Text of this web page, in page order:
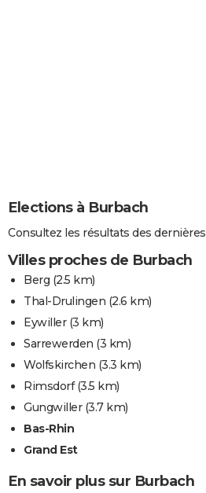
Elections à Burbach
Consultez les résultats des dernières
Villes proches de Burbach
Berg (2.5 km)
Thal-Drulingen (2.6 km)
Eywiller(3 km)
Sarrewerden (3 km)
Wolfskirchen (3.3 km)
Rimsdorf(3.5 km)
Gungwiller(3.7 km)
Bas-Rhin
Grand Est
En savoir plus sur Burbach